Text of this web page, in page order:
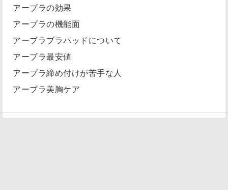
アーブラの効果
アーブラの機能面
アーブラブラパッドについて
アーブラ最安値
アーブラ締め付けが苦手な人
アーブラ美胸ケア